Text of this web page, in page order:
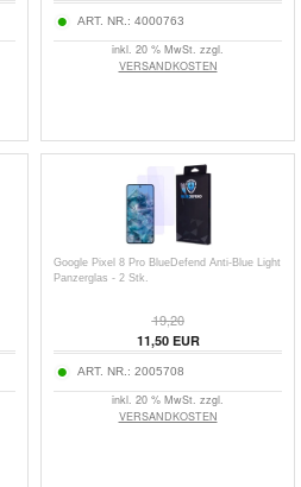
ART. NR.: 4000763
inkl. 20 % MwSt. zzgl.
VERSANDKOSTEN
Google Pixel 8 Pro BlueDefend Anti-Blue Light
Panzerglas - 2 Stk.
19,20
11,50EUR
ART. NR.: 2005708
inkl. 20 % MwSt. zzgl.
VERSANDKOSTEN